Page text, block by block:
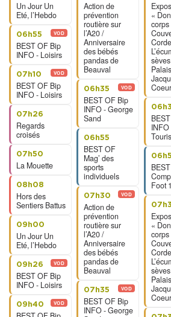
Un Jour Un
Eté, l’Hebdo
06h55
BEST OF Bip
INFO - Loisirs
VOD
07h10
BEST OF Bip
INFO - Loisirs
VOD
07h26
Regards
croisés
07h50
La Mouette
08h08
Hors des
Sentiers Battus
09h00
Un Jour Un
Eté, l’Hebdo
09h26
BEST OF Bip
INFO - Loisirs
VOD
09h40 VOD
Action de
prévention
routière sur
l’A20 /
Anniversaire
des bébés
pandas de
Beauval
06h35
BEST OF Bip
INFO - George
Sand
VOD
06h55
BEST OF
Mag’ des
sports
individuels
07h30
Action de
prévention
routière sur
l’A20 /
Anniversaire
des bébés
pandas de
Beauval
VOD
07h35
BEST OF Bip
INFO - George
VOD
«
corps
Palais
Coeur
INFO
Foot 1
«
corps
Palais
Coeur